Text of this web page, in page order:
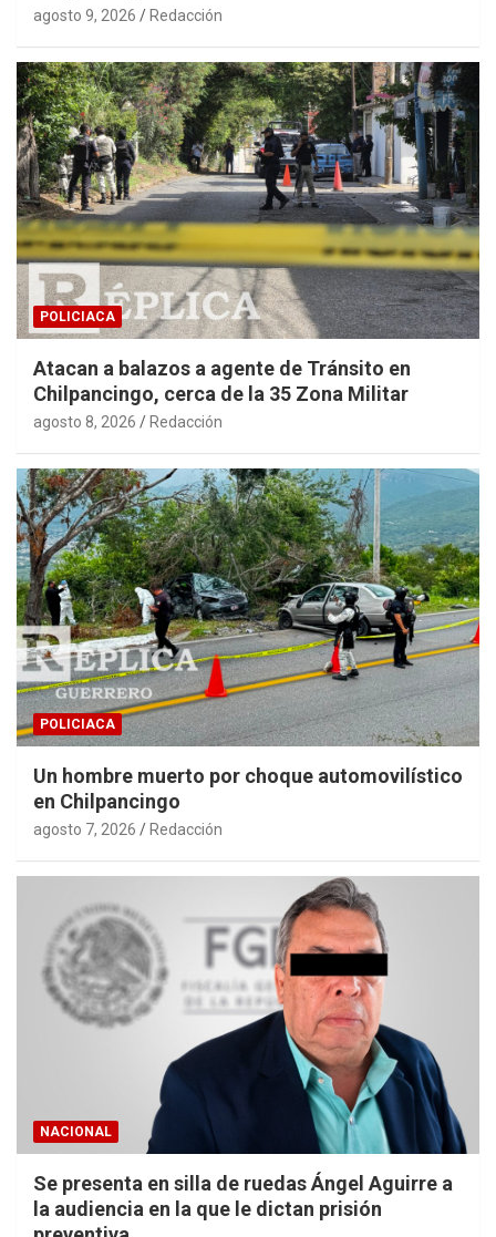
agosto 9, 2026 Redacción
POLICIACA
Atacan a balazos a agente de Tránsito en
Chilpancingo, cerca de la 35 Zona Militar
agosto 8, 2026 Redacción
POLICIACA
Un hombre muerto por choque automovilístico
en Chilpancingo
agosto 7, 2026 Redacción
NACIONAL
Se presenta en silla de ruedas Ángel Aguirre a
la audiencia en la que le dictan prisión